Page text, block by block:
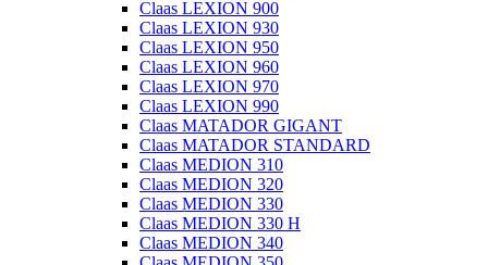
Claas LEXION 900
Claas LEXION 930
Claas LEXION 950
Claas LEXION 960
Claas LEXION 970
Claas LEXION 990
Claas MATADOR GIGANT
Claas MATADOR STANDARD
Claas MEDION 310
Claas MEDION 320
Claas MEDION 330
Claas MEDION 330 H
Claas MEDION 340